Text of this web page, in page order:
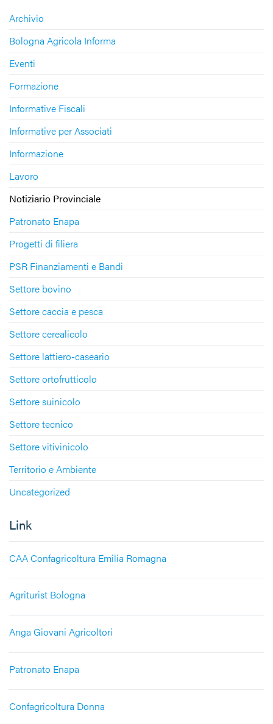
Archivio
Bologna Agricola Informa
Eventi
Formazione
Informative Fiscali
Informative per Associati
Informazione
Lavoro
Notiziario Provinciale
Patronato Enapa
Progetti di filiera
PSR Finanziamenti e Bandi
Settore bovino
Settore caccia e pesca
Settore cerealicolo
Settore lattiero-caseario
Settore ortofrutticolo
Settore suinicolo
Settore tecnico
Settore vitivinicolo
Territorio e Ambiente
Uncategorized
Link
CAA Confagricoltura Emilia Romagna
Agriturist Bologna
Anga Giovani Agricoltori
Patronato Enapa
Confagricoltura Donna